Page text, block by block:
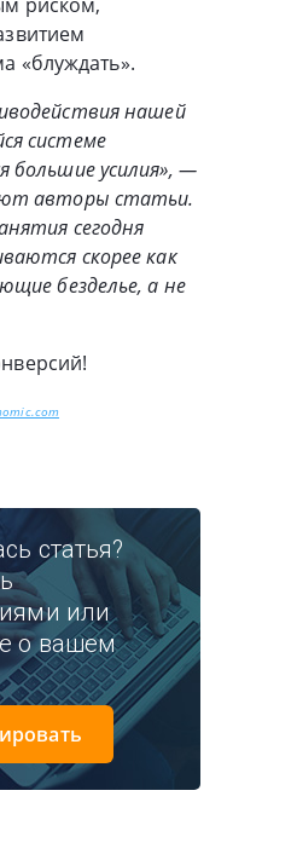
«блуждать».
нашей
системе
большие усилия», —
авторы статьи.
сегодня
скорее как
безделье, а не
статья?
или
о вашем